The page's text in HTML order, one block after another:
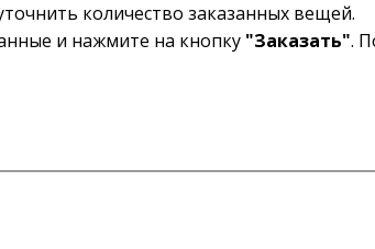
количество заказанных вещей.
и нажмите на кнопку "Заказать".